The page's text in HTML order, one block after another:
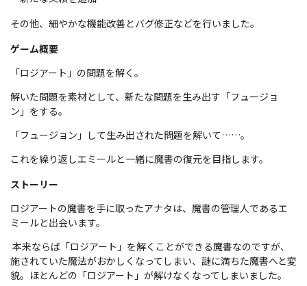
その他、細やかな機能改善とバグ修正などを行いました。
ゲーム概要
「ロジアート」の問題を解く。
解いた問題を素材として、新たな問題を生み出す「フュージョ
ン」をする。
「フュージョン」して生み出された問題を解いて……。
これを繰り返しエミールと一緒に魔書の復元を目指します。
ストーリー
ロジアートの魔書を手に取ったアナタは、魔書の管理人であるエ
ミールと出会います。
本来ならば「ロジアート」を解くことができる魔書なのですが、
施されていた魔法がおかしくなってしまい、謎に満ちた魔書へと変
貌。ほとんどの「ロジアート」が解けなくなってしまいました。